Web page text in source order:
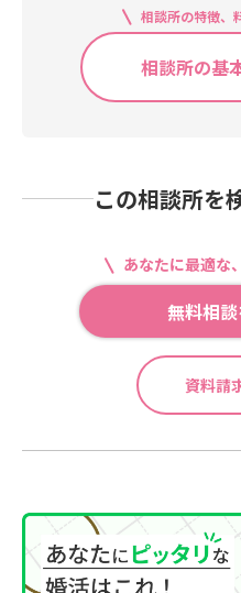
相談所の特徴、
相談所の基
この相談所を
あなたに最適な
無料相
資料請